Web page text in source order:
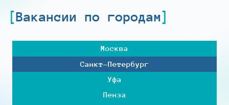
Вакансии по городам
Москва
Санкт-Петербург
Уфа
Пенза